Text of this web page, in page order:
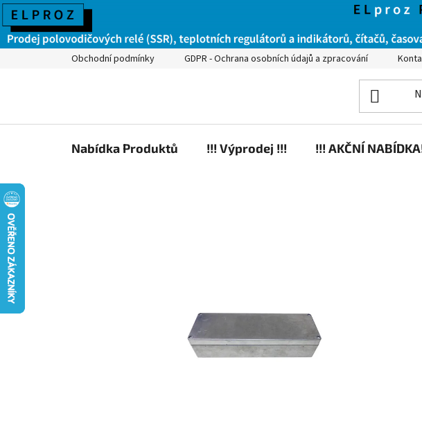
Obchodní podmínky GDPR - Ochrana osobních údajů a zpracování
Nabídka Produktů !!! Výprodej !!! !!! AKČNÍ